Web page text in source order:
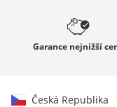
Garance nejnižší
Česká Republika